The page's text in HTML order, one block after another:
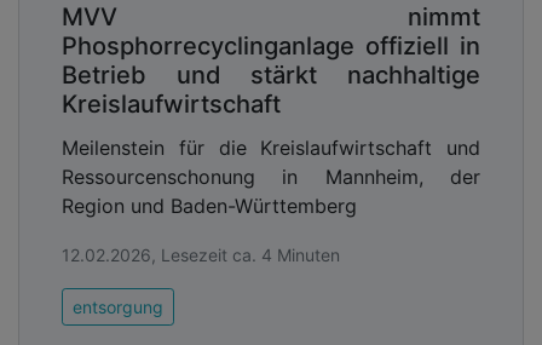
MVV nimmt
Phosphorrecyclinganlage offiziell in
Betrieb und stärkt nachhaltige
Kreislaufwirtschaft
Meilenstein für die Kreislaufwirtschaft und
Ressourcenschonung in Mannheim, der
Region und Baden-Württemberg
12.02.2026, Lesezeit ca. 4 Minuten
entsorgung